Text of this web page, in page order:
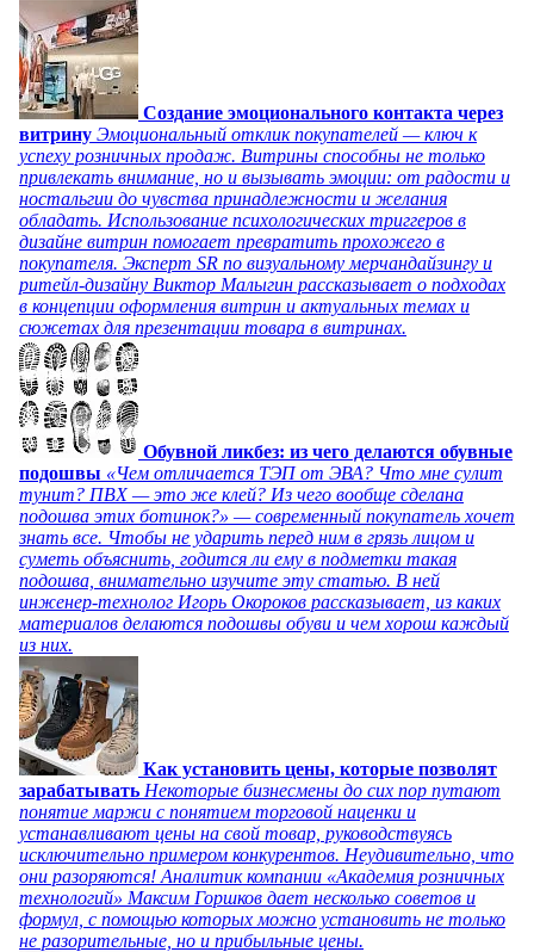
Создание эмоционального контакта через
витрину Эмоциональный отклик покупателей — ключ к
успеху розничных продаж. Витрины способны не только
привлекать внимание, но и вызывать эмоции: от радости и
ностальгии до чувства принадлежности и желания
обладать. Использование психологических триггеров в
дизайне витрин помогает превратить прохожего в
покупателя. Эксперт SR по визуальному мерчандайзингу и
ритейл-дизайну Виктор Малыгин рассказывает о подходах
в концепции оформления витрин и актуальных темах и
сюжетах для презентации товара в витринах.
Обувной ликбез: из чего делаются обувные
подошвы «Чем отличается ТЭП от ЭВА? Что мне сулит
тунит? ПВХ — это же клей? Из чего вообще сделана
подошва этих ботинок?» — современный покупатель хочет
знать все. Чтобы не ударить перед ним в грязь лицом и
суметь объяснить, годится ли ему в подметки такая
подошва, внимательно изучите эту статью. В ней
инженер-технолог Игорь Окороков рассказывает, из каких
материалов делаются подошвы обуви и чем хорош каждый
из них.
Как установить цены, которые позволят
зарабатывать Некоторые бизнесмены до сих пор путают
понятие маржи с понятием торговой наценки и
устанавливают цены на свой товар, руководствуясь
исключительно примером конкурентов. Неудивительно, что
они разоряются! Аналитик компании «Академия розничных
технологий» Максим Горшков дает несколько советов и
формул, с помощью которых можно установить не только
не разорительные, но и прибыльные цены.